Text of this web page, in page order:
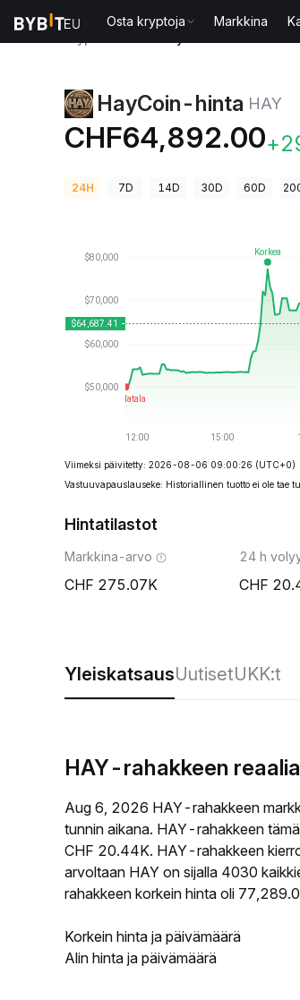
Osta kryptoja Markkina
HayCoin-hinta HAY
CHF64,892.00
24H 7D 14D 30D 60D
Viimeksi päivitetty: 2026-08-06 09:00:26 (UTC+0)
Vastuuvapauslauseke: Historiallinen tuotto ei ole tae
Hintatilastot
Markkina-arvo
275.07K
24 h
YleiskatsausUutisetUKK:t
HAY-rahakkeen
Aug 6, 2026 HAY-rahakkeen
tunnin aikana. HAY-rahakkeen
CHF 20.44K. HAY-rahakkeen
arvoltaan HAY on sijalla 4030
rahakkeen korkein hinta oli
Korkein hinta ja päivämäärä
Alin hinta ja päivämäärä